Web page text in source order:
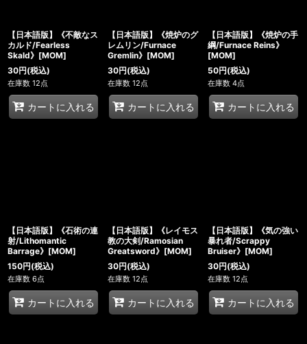
【日本語版】《不敵なス
カルド/Fearless
Skald》[MOM]
30円(税込)
在庫数 12点
カートに入れる
【日本語版】《焼炉のグ
レムリン/Furnace
Gremlin》[MOM]
30円(税込)
在庫数 12点
カートに入れる
【日本語版】《焼炉の手
綱/Furnace Reins》
[MOM]
50円(税込)
在庫数 4点
カートに入れる
【日本語版】《石術の連
射/Lithomantic
Barrage》[MOM]
150円(税込)
在庫数 6点
カートに入れる
【日本語版】《レイモス
教の大剣/Ramosian
Greatsword》[MOM]
30円(税込)
在庫数 12点
カートに入れる
【日本語版】《気の強い
暴れ者/Scrappy
Bruiser》[MOM]
30円(税込)
在庫数 12点
カートに入れる